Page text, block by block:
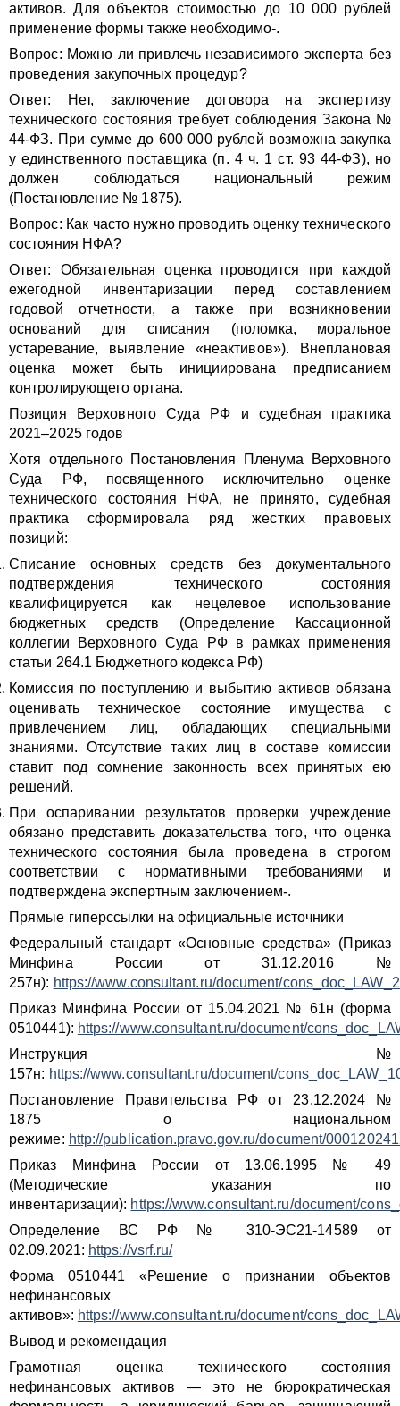
активов. Для объектов стоимостью до 10 000 рублей
применение формы также необходимо-.
Вопрос: Можно ли привлечь независимого эксперта без
проведения закупочных процедур?
Ответ: Нет, заключение договора на экспертизу
технического состояния требует соблюдения Закона №
44-ФЗ. При сумме до 600 000 рублей возможна закупка
у единственного поставщика (п. 4 ч. 1 ст. 93 44-ФЗ), но
должен соблюдаться национальный режим
(Постановление № 1875).
Вопрос: Как часто нужно проводить оценку технического
состояния НФА?
Ответ: Обязательная оценка проводится при каждой
ежегодной инвентаризации перед составлением
годовой отчетности, а также при возникновении
оснований для списания (поломка, моральное
устаревание, выявление «неактивов»). Внеплановая
оценка может быть инициирована предписанием
контролирующего органа.
Позиция Верховного Суда РФ и судебная практика
2021–2025 годов
Хотя отдельного Постановления Пленума Верховного
Суда РФ, посвященного исключительно оценке
технического состояния НФА, не принято, судебная
практика сформировала ряд жестких правовых
позиций:
Списание основных средств без документального
подтверждения технического состояния
квалифицируется как нецелевое использование
бюджетных средств (Определение Кассационной
коллегии Верховного Суда РФ в рамках применения
статьи 264.1 Бюджетного кодекса РФ)
Комиссия по поступлению и выбытию активов обязана
оценивать техническое состояние имущества с
привлечением лиц, обладающих специальными
знаниями. Отсутствие таких лиц в составе комиссии
ставит под сомнение законность всех принятых ею
решений.
При оспаривании результатов проверки учреждение
обязано представить доказательства того, что оценка
технического состояния была проведена в строгом
соответствии с нормативными требованиями и
подтверждена экспертным заключением-.
Прямые гиперссылки на официальные источники
Федеральный стандарт «Основные средства» (Приказ
Минфина России от 31.12.2016 №
257н): https://www.consultant.ru/document/
Приказ Минфина России от 15.04.2021 № 61н (форма
0510441): https://www.consultant.ru/document/
Инструкция №
157н: https://www.consultant.ru/document/
Постановление Правительства РФ от 23.12.2024 №
1875 о национальном
режиме: http://publication.pravo.gov.ru/document/
Приказ Минфина России от 13.06.1995 № 49
(Методические указания по
инвентаризации): https://www.consultant.ru/document/
Определение ВС РФ № 310-ЭС21-14589 от
02.09.2021: https://vsrf.ru/
Форма 0510441 «Решение о признании объектов
нефинансовых
активов»: https://www.consultant.ru/document/
Вывод и рекомендация
Грамотная оценка технического состояния
нефинансовых активов — это не бюрократическая